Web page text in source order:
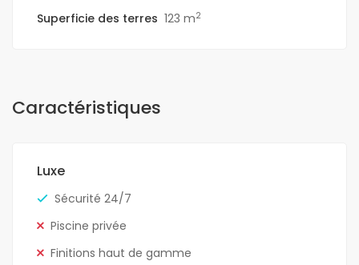
Superficie des terres 123 m2
Caractéristiques
Luxe
Sécurité 24/7
Piscine privée
Finitions haut de gamme